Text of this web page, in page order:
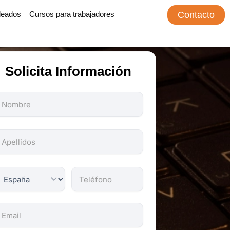
Cursos para trabajadores Contacto
Solicita Información